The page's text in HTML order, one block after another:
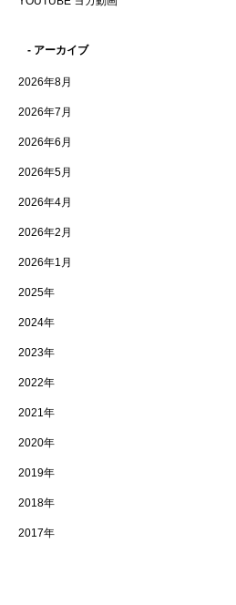
- アーカイブ
2026年8月
2026年7月
2026年6月
2026年5月
2026年4月
2026年2月
2026年1月
2025年
2024年
2023年
2022年
2021年
2020年
2019年
2018年
2017年